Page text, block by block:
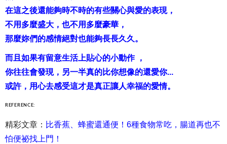
在這之後還能夠時不時的有些關心與愛的表現，
不用多麼盛大，也不用多麼豪華，
那麼妳們的感情絕對也能夠長長久久。
而且如果有留意生活上貼心的小動作 ，
你往往會發現，另一半真的比你想像的還愛你...
或許，用心去感受這才是真正讓人幸福的愛情。
REFERENCE:
精彩文章： 比香蕉、蜂蜜還通便！6種食物常吃，腸道再也不
怕便祕找上門！